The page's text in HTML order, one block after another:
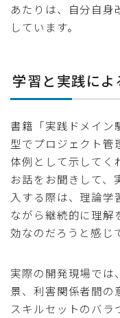
あたりは、自分自身
しています。
学習と実践に
書籍「実践ドメイン
型でプロジェクト管
体例として示してく
お話をお聞きして、
入する際は、理論学
ながら継続的に理解
効なのだろうと感じ
実際の開発現場では
景、利害関係者間の
スキルセットのバラ